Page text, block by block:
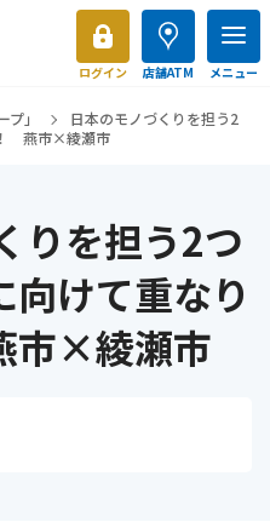
ログイン 店舗ATM メニュー
」
日本のモノづくりを担う2
！ 燕市×綾瀬市
りを担う2つ
けて重なり
×綾瀬市